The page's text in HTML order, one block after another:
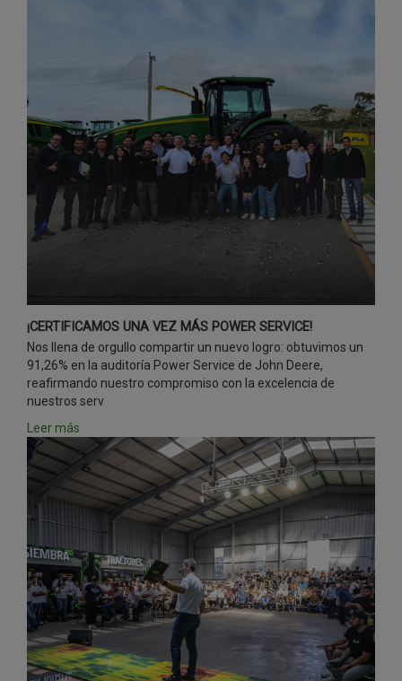
¡CERTIFICAMOS UNA VEZ MÁS POWER SERVICE!
Nos llena de orgullo compartir un nuevo logro: obtuvimos un
91,26% en la auditoría Power Service de John Deere,
reafirmando nuestro compromiso con la excelencia de
nuestros serv
Leer más